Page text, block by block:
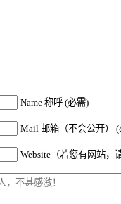
Name 称呼 (必需)
Mail 邮箱（不会公开） (
Website（若您有网站，